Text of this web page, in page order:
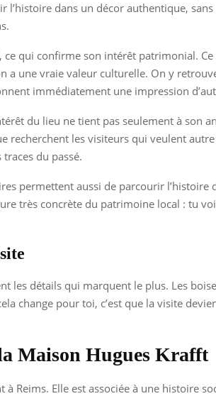
dans un décor authentique,
, ce qui confirme son intérêt patrimonial.
a une vraie valeur culturelle. On y
immédiatement une impression
du lieu ne tient pas seulement à son
recherchent les visiteurs qui veulent
du passé.
permettent aussi de parcourir l’histoire
très concrète du patrimoine local : tu
les détails qui marquent le plus. Les
change pour toi, c’est que la visite
Maison Hugues Krafft
Reims. Elle est associée à une histoire